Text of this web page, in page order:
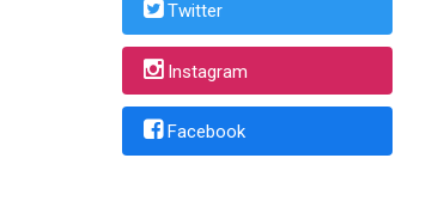
Twitter
Instagram
Facebook